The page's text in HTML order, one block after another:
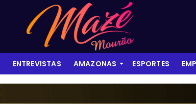
ENTREVISTAS AMAZONAS ESPORTES